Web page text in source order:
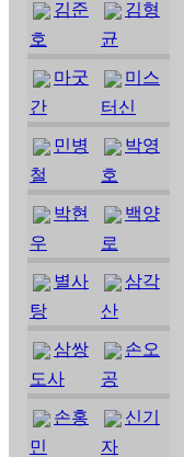
김준
호
김형
균
마굿
간
미스
터신
민병
철
박영
호
박현
우
백양
로
별사
탕
삼각
산
삼쌍
도사
손오
공
손홍
민
신기
자